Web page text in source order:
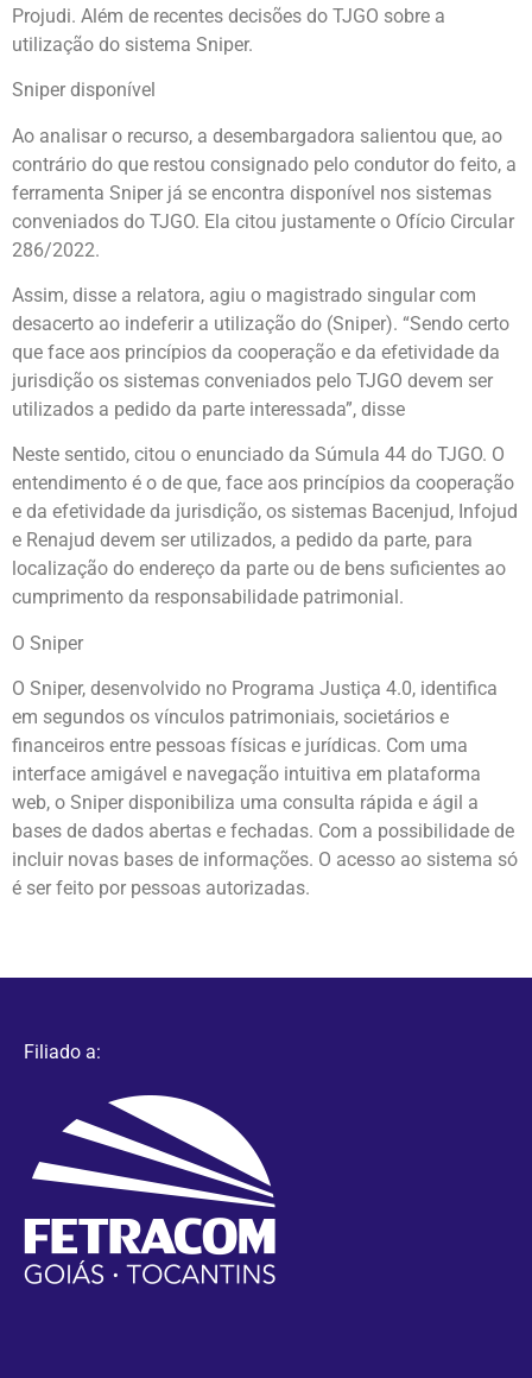
Projudi. Além de recentes decisões do TJGO sobre a
utilização do sistema Sniper.
Sniper disponível
Ao analisar o recurso, a desembargadora salientou que, ao
contrário do que restou consignado pelo condutor do feito, a
ferramenta Sniper já se encontra disponível nos sistemas
conveniados do TJGO. Ela citou justamente o Ofício Circular
286/2022.
Assim, disse a relatora, agiu o magistrado singular com
desacerto ao indeferir a utilização do (Sniper). “Sendo certo
que face aos princípios da cooperação e da efetividade da
jurisdição os sistemas conveniados pelo TJGO devem ser
utilizados a pedido da parte interessada”, disse
Neste sentido, citou o enunciado da Súmula 44 do TJGO. O
entendimento é o de que, face aos princípios da cooperação
e da efetividade da jurisdição, os sistemas Bacenjud, Infojud
e Renajud devem ser utilizados, a pedido da parte, para
localização do endereço da parte ou de bens suficientes ao
cumprimento da responsabilidade patrimonial.
O Sniper
O Sniper, desenvolvido no Programa Justiça 4.0, identifica
em segundos os vínculos patrimoniais, societários e
financeiros entre pessoas físicas e jurídicas. Com uma
interface amigável e navegação intuitiva em plataforma
web, o Sniper disponibiliza uma consulta rápida e ágil a
bases de dados abertas e fechadas. Com a possibilidade de
incluir novas bases de informações. O acesso ao sistema só
é ser feito por pessoas autorizadas.
Filiado a: